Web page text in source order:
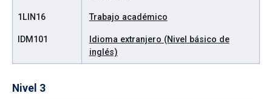
1LIN16 Trabajo académico
IDM101
Idioma extranjero (Nivel básico de
inglés)
Nivel 3